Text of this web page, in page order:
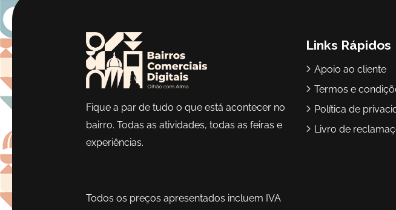
Fique a par de tudo o que está acontecer no
bairro. Todas as atividades, todas as feiras e
experiências.
Todos os preços apresentados incluem IVA
Links Rápidos
Apoio ao cliente
Termos e
Política de
Livro de